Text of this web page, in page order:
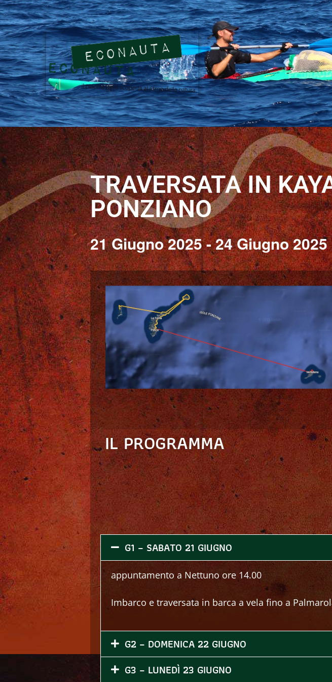
TRAVERSATA IN
PONZIANO
21 Giugno 2025-24 Giugno 2025
IL PROGRAMMA
G1 – SABATO 21 GIUGNO
appuntamento a Nettuno ore 14.00
Imbarco e traversata in barca a vela fino a
G2 – DOMENICA 22 GIUGNO
G3 – LUNEDÌ 23 GIUGNO